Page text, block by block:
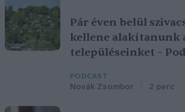
Pár éven belül
kellene alakítanunk
településeinket –
PODCAST
Novák Zsombor 2 perc